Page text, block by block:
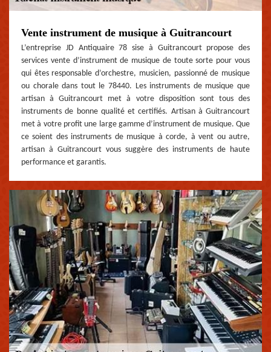
Vente instrument de musique à Guitrancourt
L’entreprise JD Antiquaire 78 sise à Guitrancourt propose des
services vente d’instrument de musique de toute sorte pour vous
qui êtes responsable d’orchestre, musicien, passionné de musique
ou chorale dans tout le 78440. Les instruments de musique que
artisan à Guitrancourt met à votre disposition sont tous des
instruments de bonne qualité et certifiés. Artisan à Guitrancourt
met à votre profit une large gamme d’instrument de musique. Que
ce soient des instruments de musique à corde, à vent ou autre,
artisan à Guitrancourt vous suggère des instruments de haute
performance et garantis.